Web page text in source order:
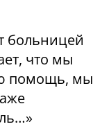
больницей
что мы
помощь, мы